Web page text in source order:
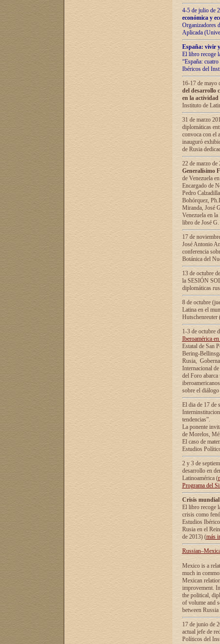
4-5 de julio de
económica y
Organizadores
Aplicada
España: vivir
El libro recoge
“España:
Ibéricos del
16-17 de mayo
del desarrollo
en la
Instituto de
31 de marzo
diplomáticas
convoca con el
inauguró
de Rusia
22 de marzo
Generalísimo
de Venezuela
Encargado de
Pedro
Bohórquez,
Miranda, José
Venezuela en
libro de José
17 de
José Antonio
conferencia
Botánica del
13 de octubre
la SESIÓN
diplomáticas
8 de octubre
Latina en el
1-3 de octubre
Iberoamérica
Estatal de San
Bering-
Rusia,
Internacional
del Foro
sobre el
El dia de 17 de
tendencias”.
La ponente
de Morelos,
El caso de
Estudios
2 y 3 de
desarrollo en
Latinoamérica (
Programa del
Crisis
El libro recoge
crisis como
Estudios
Rusia en el
de 2013) (más
Mexico is a
much in
Mexican
improvement.
the political,
of volume and
between
17 de junio de
actual jefe de
Políticos del